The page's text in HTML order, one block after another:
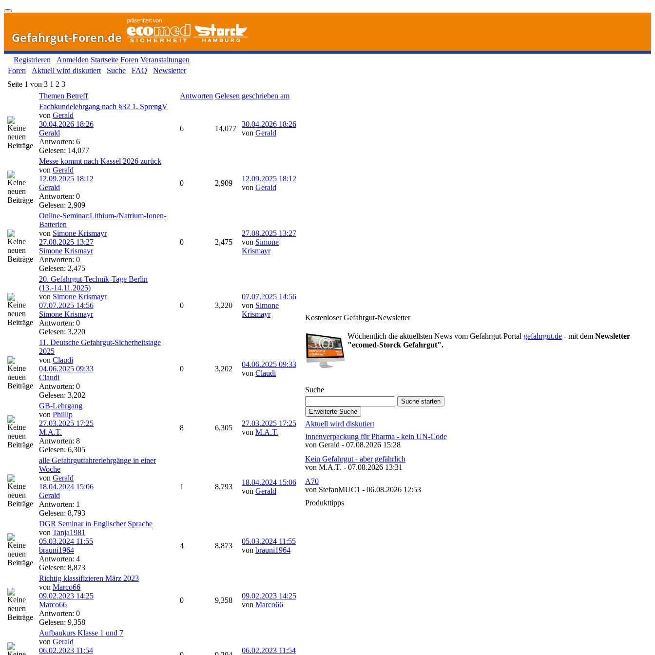
Gefahrgut-Foren.de
Registrieren Anmelden Startseite Foren Veranstaltungen
Foren
Aktuell wird diskutiert Suche FAQ
Newsletter
Seite 1 von 3 1 2 3
Themen Betreff
Antworten Gelesen geschrieben am
Fachkundelehrgang nach §32 1. SprengV
von Gerald
30.04.2026 18:26
Gerald
Antworten: 6
Gelesen: 14,077
6 14,077
30.04.2026 18:26
von Gerald
Messe kommt nach Kassel 2026 zurück
von Gerald
12.09.2025 18:12
Gerald
Antworten: 0
Gelesen: 2,909
0 2,909
12.09.2025 18:12
von Gerald
Online-Seminar:Lithium-/Natrium-Ionen-
Batterien
von Simone Krismayr
27.08.2025 13:27
Simone Krismayr
Antworten: 0
Gelesen: 2,475
0 2,475
27.08.2025 13:27
von Simone
Krismayr
20. Gefahrgut-Technik-Tage Berlin
(13.-14.11.2025)
von Simone Krismayr
07.07.2025 14:56
Simone Krismayr
Antworten: 0
Gelesen: 3,220
0 3,220
07.07.2025 14:56
von Simone
Krismayr
11. Deutsche Gefahrgut-Sicherheitstage
2025
von Claudi
04.06.2025 09:33
Claudi
Antworten: 0
Gelesen: 3,202
0 3,202
04.06.2025 09:33
von Claudi
GB-Lehrgang
von Phillip
27.03.2025 17:25
M.A.T.
Antworten: 8
Gelesen: 6,305
8 6,305
27.03.2025 17:25
von M.A.T.
alle Gefahrgutfahrerlehrgänge in einer
Woche
von Gerald
18.04.2024 15:06
Gerald
Antworten: 1
Gelesen: 8,793
1 8,793
18.04.2024 15:06
von Gerald
DGR Seminar in Englischer Sprache
von Tanja1981
05.03.2024 11:55
brauni1964
Antworten: 4
Gelesen: 8,873
4 8,873
05.03.2024 11:55
von brauni1964
Richtig klassifizieren März 2023
von Marco66
09.02.2023 14:25
Marco66
Antworten: 0
Gelesen: 9,358
0 9,358
09.02.2023 14:25
von Marco66
Aufbaukurs Klasse 1 und 7
von Gerald
06.02.2023 11:54
06.02.2023 11:54
Kostenloser Gefahrgut-Newsletter
Wöchentlich die aktuellsten News vom Gefahrgut-Portal gefahrgut.de - mit dem Newsletter
"ecomed-Storck Gefahrgut".
Suche
Aktuell wird diskutiert
Innenverpackung für Pharma - kein UN-Code
von Gerald - 07.08.2026 15:28
Kein Gefahrgut - aber gefährlich
von M.A.T. - 07.08.2026 13:31
A70
von StefanMUC1 - 06.08.2026 12:53
Produkttipps